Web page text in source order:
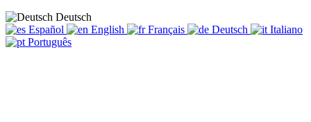
Deutsch
Español
English Français Deutsch
Italiano
Português